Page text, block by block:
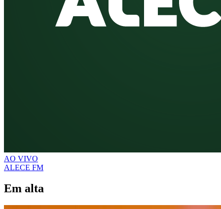
AO VIVO
ALECE FM
Em alta